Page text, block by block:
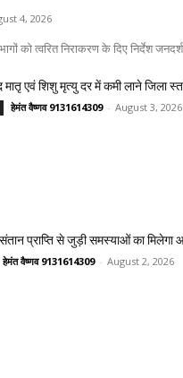
4, 2026
को त्वरित निराकरण के दिए निर्देश
मातृ एवं शिशु मृत्यु दर में कमी लाने जिला
हेमंत वैष्णव 9131614309 - August 3, 2026
प्राप्ति से जुड़ी समस्याओं का मिलेगा
हेमंत वैष्णव 9131614309 - August 2, 2026